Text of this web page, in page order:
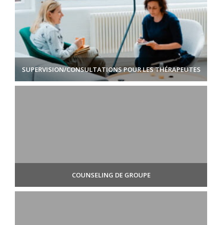
SUPERVISION/CONSULTATIONS POUR LES THÉRAPEUTES
COUNSELING DE GROUPE